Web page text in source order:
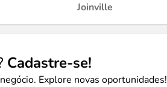
Joinville
Cadastre-se!
Explore novas oportunidades!